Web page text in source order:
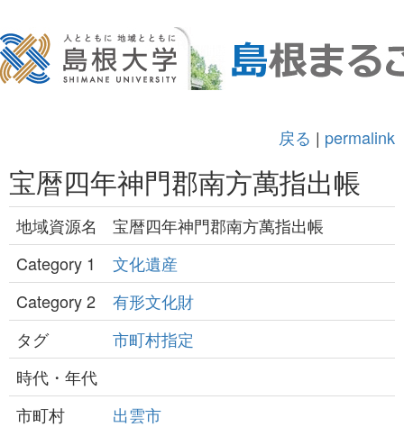
戻る | permalink
宝暦四年神門郡南方萬指出帳
地域資源名
宝暦四年神門郡南方萬指出帳
Category 1
文化遺産
Category 2
有形文化財
タグ
市町村指定
時代・年代
市町村
出雲市